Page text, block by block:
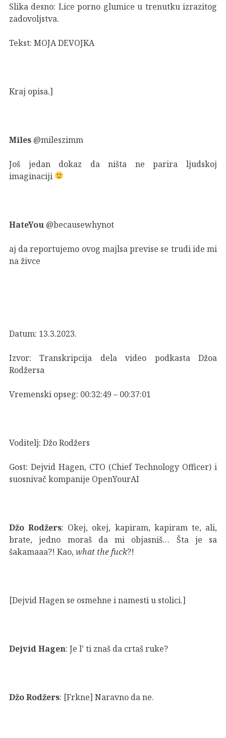
Slika desno: Lice porno glumice u trenutku izrazitog
zadovoljstva.
Tekst: MOJA DEVOJKA
Kraj opisa.]
Miles @mileszimm
Još jedan dokaz da ništa ne parira ljudskoj
imaginaciji
HateYou @becausewhynot
aj da reportujemo ovog majlsa previse se trudi ide mi
na živce
Datum: 13.3.2023.
Izvor:Transkripcija dela video podkasta Džoa
Rodžersa
Vremenski opseg: 00:32:49 – 00:37:01
Voditelj: Džo Rodžers
Gost: Dejvid Hagen, CTO (Chief Technology Officer) i
suosnivač kompanije OpenYourAI
Džo Rodžers: Okej, okej, kapiram, kapiram te, ali,
brate, jedno moraš da mi objasniš… Šta je sa
šakamaaa?! Kao, what the fuck?!
[Dejvid Hagen se osmehne i namesti u stolici.]
Dejvid Hagen: Je l’ ti znaš da crtaš ruke?
Džo Rodžers: [Frkne] Naravno da ne.